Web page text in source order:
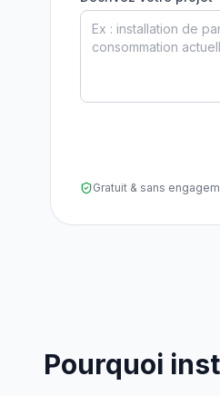
Gratuit & sans
Pourquoi